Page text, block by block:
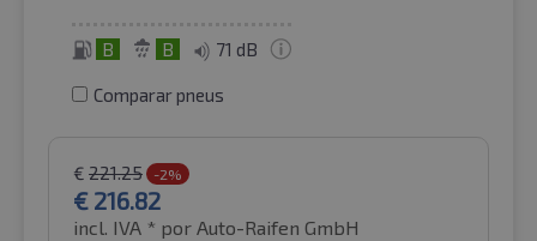
B B 71 dB
Comparar pneus
€ 221.25 -2%
€ 216.82
incl. IVA * por Auto-Raifen GmbH